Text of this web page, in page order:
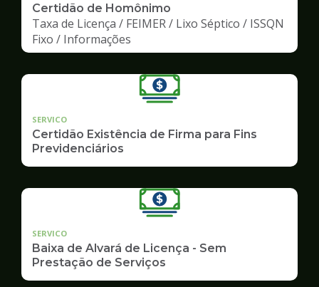
Certidão de Homônimo
Taxa de Licença / FEIMER / Lixo Séptico / ISSQN
Fixo / Informações
SERVICO
Certidão Existência de Firma para Fins
Previdenciários
SERVICO
Baixa de Alvará de Licença - Sem
Prestação de Serviços